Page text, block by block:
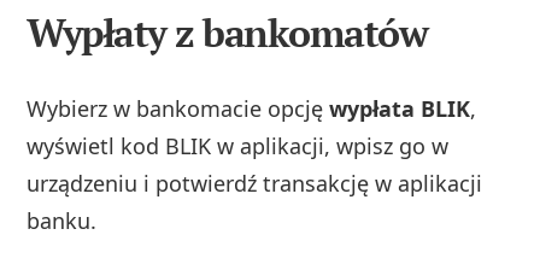
Wypłaty z bankomatów
Wybierz w bankomacie opcjęwypłata BLIK,
wyświetl kod BLIK w aplikacji, wpisz go w
urządzeniu i potwierdź transakcję w aplikacji
banku.